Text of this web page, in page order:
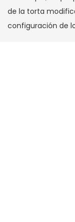
de la torta
configuración de